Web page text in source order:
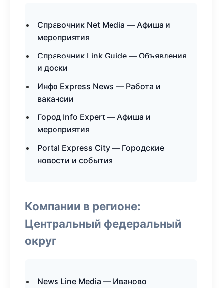
Справочник Net Media — Афиша и
мероприятия
Справочник Link Guide — Объявления
и доски
Инфо Express News — Работа и
вакансии
Город Info Expert — Афиша и
мероприятия
Portal Express City — Городские
новости и события
Компании в регионе:
Центральный федеральный
округ
News Line Media — Иваново